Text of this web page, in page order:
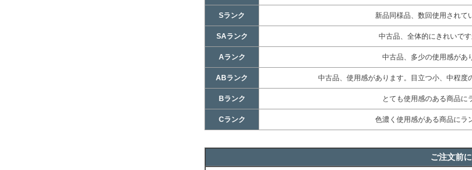
Sランク 新品同様品、数回使用されて
SAランク 中古品、全体的にきれいで
Aランク 中古品、多少の使用感があ
ABランク 中古品、使用感があります。目立つ小、中程度
Bランク とても使用感のある商品に
Cランク 色濃く使用感がある商品にラ
ご注文前